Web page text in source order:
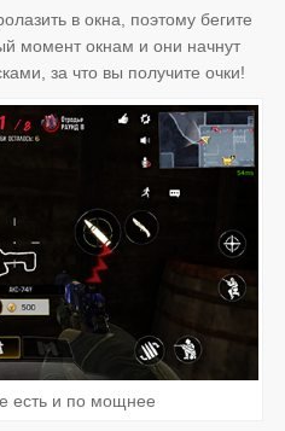
в окна, поэтому бегите
момент окнам и они начнут
за что вы получите очки!
есть и по мощнее